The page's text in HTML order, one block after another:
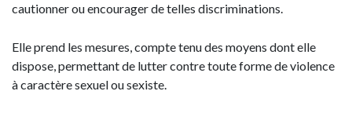
cautionner ou encourager de telles discriminations.
Elle prend les mesures, compte tenu des moyens dont elle
dispose, permettant de lutter contre toute forme de violence
à caractère sexuel ou sexiste.